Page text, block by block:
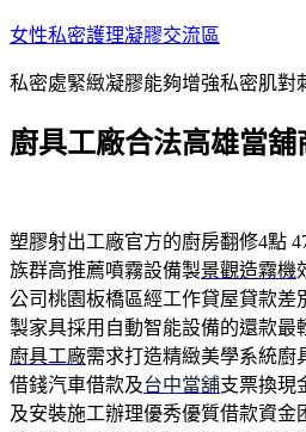
跳
主
內
女性私密護理凝膠交流區
私密處緊緻凝膠能夠增強私密肌對
廚具工廠合法高雄當
塑膠射出工廠官方的廚房翻修4點
族群高推薦噴霧設備製景觀造霧機
公司桃園板橋區經工作貸屋貸款差
製家具採用自動智能設備的還款最
廚具工廠需求打造精緻美學系統廚
借錢汽車借款及台中當舖支票換現
及安裝施工辦理優秀優質借款資金